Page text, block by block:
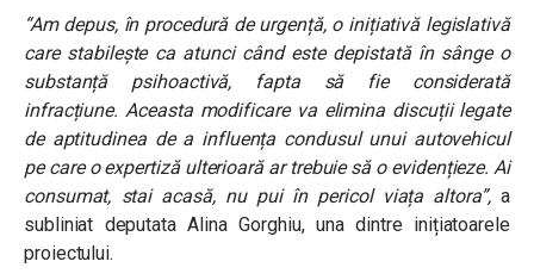
“Am depus, în procedură de urgență, o inițiativă legislativă
care stabilește ca atunci când este depistată în sânge o
substanță psihoactivă, fapta să fie considerată
infracțiune. Aceasta modificare va elimina discuții legate
de aptitudinea de a influența condusul unui autovehicul
pe care o expertiză ulterioară ar trebuie să o evidențieze. Ai
consumat, stai acasă, nu pui în pericol viața altora”,a
subliniat deputata Alina Gorghiu, una dintre inițiatoarele
proiectului.